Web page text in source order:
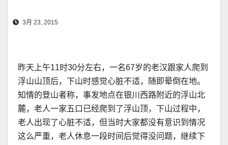
3月 23, 2015
昨天上午11时30分左右，一名67岁的老汉跟家人爬到
浮山山顶后，下山时感觉心脏不适，随即晕倒在地。
知情的登山者称，事发地点在银川西路附近的浮山北
麓，老人一家五口已经爬到了浮山顶，下山过程中，
老人出现了心脏不适，但当时大家都没有意识到情况
这么严重，老人休息一段时间后觉得没问题，继续下